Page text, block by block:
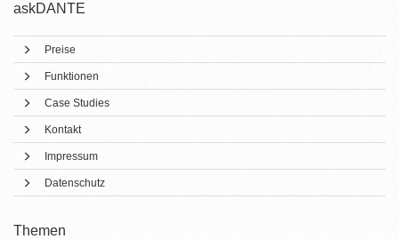
askDANTE
Preise
Funktionen
Case Studies
Kontakt
Impressum
Datenschutz
Themen